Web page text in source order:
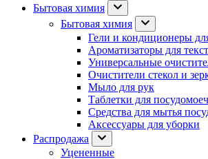
Бытовая химия
Бытовая химия
Гели и кондиционеры
Ароматизаторы для
Универсальные
Очистители стекол и
Мыло для рук
Таблетки для
Средства для мытья
Аксессуары для уборки
Распродажа
Уцененные